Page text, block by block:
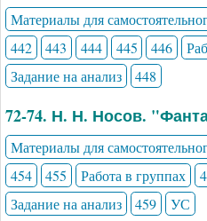
Материалы для
442
443 444 445 446
Задание на анализ
448
72-74. Н. Н. Носов.
Материалы для
454
455 Работа в группах
Задание на анализ
459 УС